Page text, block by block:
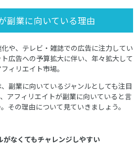
副業に向いている理由
や、テレビ・雑誌での広告に注力してい
広告への予算拡大に伴い、年々拡大して
ィリエイト市場。
副業に向いているジャンルとしても注目
アフィリエイトが副業に向いていると言
その理由について見ていきましょう。
がなくてもチャレンジしやすい